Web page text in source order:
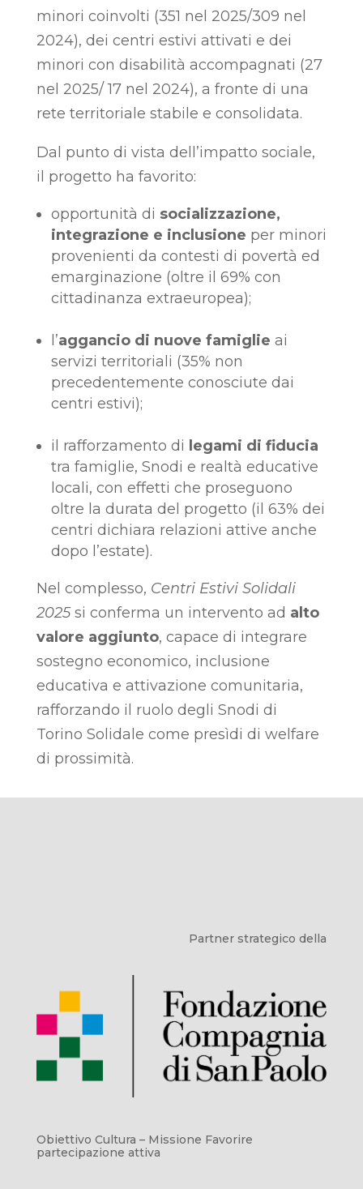
minori coinvolti (351 nel 2025/309 nel
2024), dei centri estivi attivati e dei
minori con disabilità accompagnati (27
nel 2025/ 17 nel 2024), a fronte di una
rete territoriale stabile e consolidata.
Dal punto di vista dell’impatto sociale,
il progetto ha favorito:
opportunità di socializzazione,
integrazione e inclusione per minori
provenienti da contesti di povertà ed
emarginazione (oltre il 69% con
cittadinanza extraeuropea);
l’aggancio di nuove famiglie ai
servizi territoriali (35% non
precedentemente conosciute dai
centri estivi);
il rafforzamento di legami di fiducia
tra famiglie, Snodi e realtà educative
locali, con effetti che proseguono
oltre la durata del progetto (il 63% dei
centri dichiara relazioni attive anche
dopo l’estate).
Nel complesso, Centri Estivi Solidali
2025si conferma un intervento ad alto
valore aggiunto, capace di integrare
sostegno economico, inclusione
educativa e attivazione comunitaria,
rafforzando il ruolo degli Snodi di
Torino Solidale come presìdi di welfare
di prossimità.
Partner strategico della
Obiettivo Cultura – Missione Favorire
partecipazione attiva